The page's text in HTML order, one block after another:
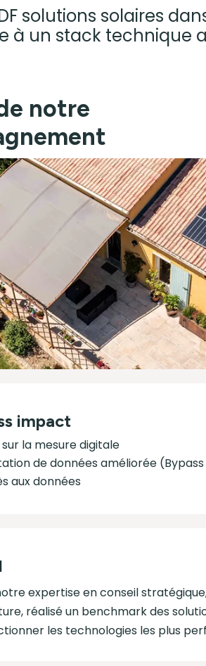
solutions solaires
à un stack technique
notre
impact
la mesure digitale
de données améliorée
aux données
expertise en conseil
réalisé un benchmark des
les technologies les plus